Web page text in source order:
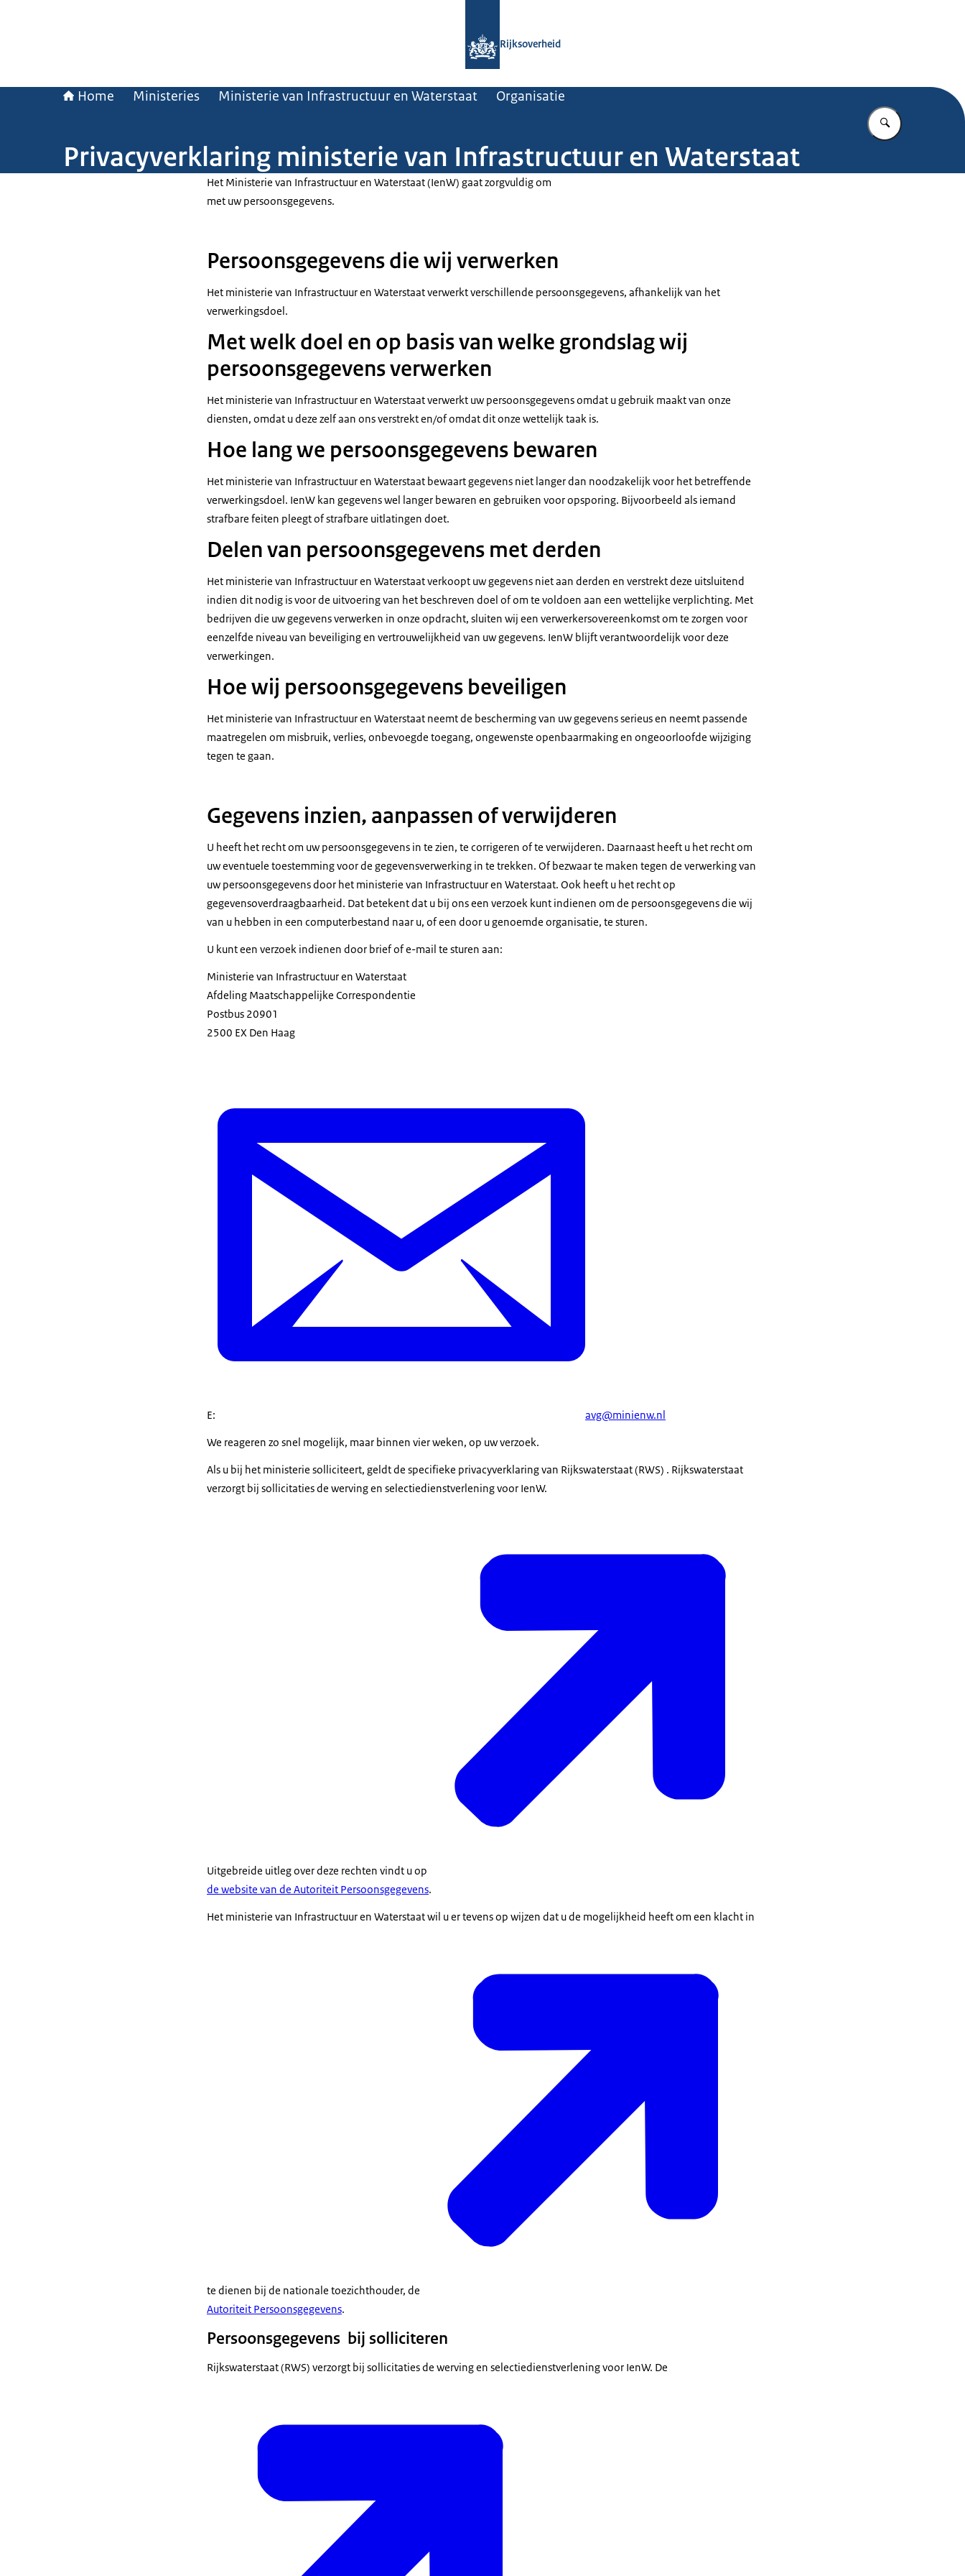
Rijksoverheid
Home Ministeries Ministerie van Infrastructuur en Waterstaat Organisatie
Vul in wat u
Privacyverklaring ministerie van Infrastructuur en Waterstaat
Het Ministerie van Infrastructuur en Waterstaat (IenW) gaat zorgvuldig om
met uw persoonsgegevens.
Persoonsgegevens die wij verwerken
Het ministerie van Infrastructuur en Waterstaat verwerkt verschillende persoonsgegevens, afhankelijk van het
verwerkingsdoel.
Met welk doel en op basis van welke grondslag wij
persoonsgegevens verwerken
Het ministerie van Infrastructuur en Waterstaat verwerkt uw persoonsgegevens omdat u gebruik maakt van onze
diensten, omdat u deze zelf aan ons verstrekt en/of omdat dit onze wettelijk taak is.
Hoe lang we persoonsgegevens bewaren
Het ministerie van Infrastructuur en Waterstaat bewaart gegevens niet langer dan noodzakelijk voor het betreffende
verwerkingsdoel. IenW kan gegevens wel langer bewaren en gebruiken voor opsporing. Bijvoorbeeld als iemand
strafbare feiten pleegt of strafbare uitlatingen doet.
Delen van persoonsgegevens met derden
Het ministerie van Infrastructuur en Waterstaat verkoopt uw gegevens niet aan derden en verstrekt deze uitsluitend
indien dit nodig is voor de uitvoering van het beschreven doel of om te voldoen aan een wettelijke verplichting. Met
bedrijven die uw gegevens verwerken in onze opdracht, sluiten wij een verwerkersovereenkomst om te zorgen voor
eenzelfde niveau van beveiliging en vertrouwelijkheid van uw gegevens. IenW blijft verantwoordelijk voor deze
verwerkingen.
Hoe wij persoonsgegevens beveiligen
Het ministerie van Infrastructuur en Waterstaat neemt de bescherming van uw gegevens serieus en neemt passende
maatregelen om misbruik, verlies, onbevoegde toegang, ongewenste openbaarmaking en ongeoorloofde wijziging
tegen te gaan.
Gegevens inzien, aanpassen of verwijderen
U heeft het recht om uw persoonsgegevens in te zien, te corrigeren of te verwijderen. Daarnaast heeft u het recht om
uw eventuele toestemming voor de gegevensverwerking in te trekken. Of bezwaar te maken tegen de verwerking van
uw persoonsgegevens door het ministerie van Infrastructuur en Waterstaat. Ook heeft u het recht op
gegevensoverdraagbaarheid. Dat betekent dat u bij ons een verzoek kunt indienen om de persoonsgegevens die wij
van u hebben in een computerbestand naar u, of een door u genoemde organisatie, te sturen.
U kunt een verzoek indienen door brief of e-mail te sturen aan:
Ministerie van Infrastructuur en Waterstaat
Afdeling Maatschappelijke Correspondentie
Postbus 20901
2500 EX Den Haag
E:
avg@minienw.nl
We reageren zo snel mogelijk, maar binnen vier weken, op uw verzoek.
Als u bij het ministerie solliciteert, geldt de specifieke privacyverklaring van Rijkswaterstaat (RWS) . Rijkswaterstaat
verzorgt bij sollicitaties de werving en selectiedienstverlening voor IenW.
Uitgebreide uitleg over deze rechten vindt u op
de website van de Autoriteit Persoonsgegevens.
Het ministerie van Infrastructuur en Waterstaat wil u er tevens op wijzen dat u de mogelijkheid heeft om een klacht in
te dienen bij de nationale toezichthouder, de
Autoriteit Persoonsgegevens.
Persoonsgegevens bij solliciteren
Rijkswaterstaat (RWS) verzorgt bij sollicitaties de werving en selectiedienstverlening voor IenW. De